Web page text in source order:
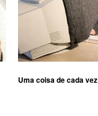
Uma coisa de cada vez